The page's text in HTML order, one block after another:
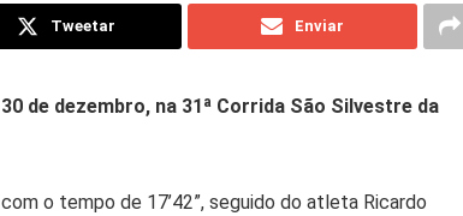
Tweetar Enviar
de dezembro, na 31ª Corrida São Silvestre da
o tempo de 17’42”, seguido do atleta Ricardo